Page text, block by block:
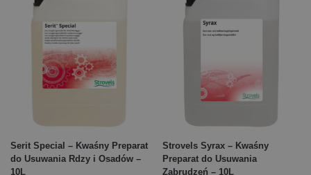
Serit Special – Kwaśny Preparat
do Usuwania Rdzy i Osadów –
10L
Strovels Syrax – Kwaśny
Preparat do Usuwania
Zabrudzeń – 10L